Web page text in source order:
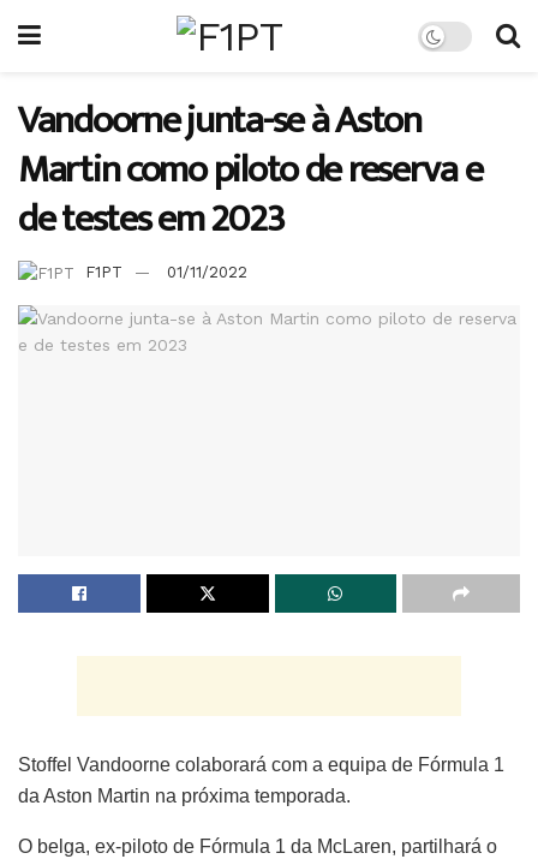
Vandoorne junta-se à Aston
Martin como piloto de reserva e
de testes em 2023
F1PT 01/11/2022
Stoffel Vandoorne colaborará com a equipa de Fórmula 1
da Aston Martin na próxima temporada.
O belga, ex-piloto de Fórmula 1 da McLaren, partilhará o